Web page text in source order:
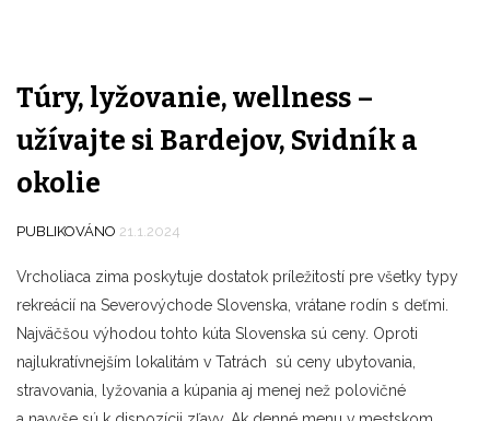
Túry, lyžovanie, wellness –
užívajte si Bardejov, Svidník a
okolie
PUBLIKOVÁNO 21.1.2024
Vrcholiaca zima poskytuje dostatok príležitostí pre všetky typy
rekreácií na Severovýchode Slovenska, vrátane rodín s deťmi.
Najväčšou výhodou tohto kúta Slovenska sú ceny. Oproti
najlukratívnejším lokalitám v Tatrách sú ceny ubytovania,
stravovania, lyžovania a kúpania aj menej než polovičné